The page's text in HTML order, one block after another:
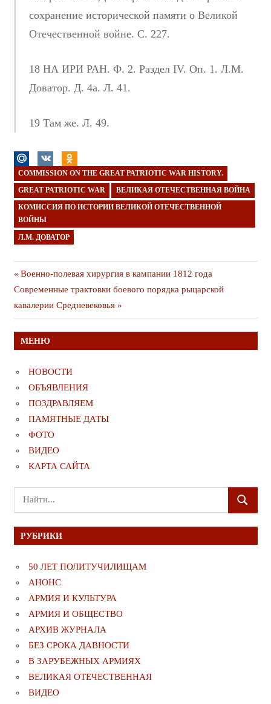
сохранение исторической памяти о Великой
Отечественной войне. С. 227.
18 НА ИРИ РАН. Ф. 2. Раздел IV. Оп. 1. Л.М.
Доватор. Д. 4а. Л. 41.
19 Там же. Л. 49.
COMMISSION ON THE GREAT PATRIOTIC WAR HISTORY.
GREAT PATRIOTIC WAR ВЕЛИКАЯ ОТЕЧЕСТВЕННАЯ ВОЙНА
КОМИССИЯ ПО ИСТОРИИ ВЕЛИКОЙ ОТЕЧЕСТВЕННОЙ
ВОЙНЫ
Л.М. ДОВАТОР
Навигация
по
записям
Предыдущая
публикация
Военно-полевая хирургия в кампании 1812 года
Следующая
публикация
Современные трактовки боевого порядка рыцарской
кавалерии Средневековья
МЕНЮ
НОВОСТИ
ОБЪЯВЛЕНИЯ
ПОЗДРАВЛЯЕМ
ПАМЯТНЫЕ ДАТЫ
ФОТО
ВИДЕО
КАРТА САЙТА
Поиск
для:
ПОИСК
РУБРИКИ
50 ЛЕТ ПОЛИТУЧИЛИЩАМ
АНОНС
АРМИЯ И КУЛЬТУРА
АРМИЯ И ОБЩЕСТВО
АРХИВ ЖУРНАЛА
БЕЗ СРОКА ДАВНОСТИ
В ЗАРУБЕЖНЫХ АРМИЯХ
ВЕЛИКАЯ ОТЕЧЕСТВЕННАЯ
ВИДЕО